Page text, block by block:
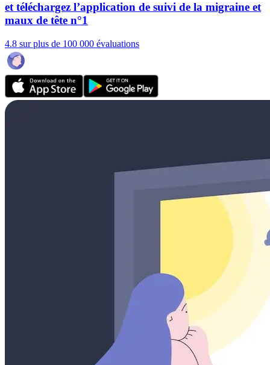
et téléchargez l’application de suivi de la migraine et
maux de tête n°1
4.8 sur plus de 100 000 évaluations